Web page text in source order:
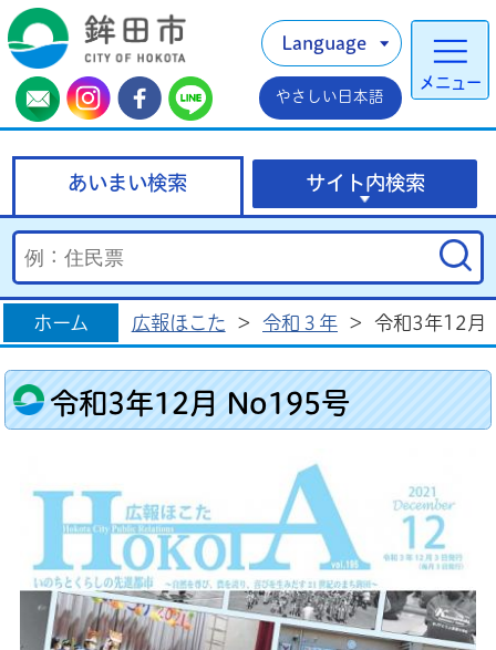
メニュー
Language
やさしい日本語
あいまい検索 サイト内検索
ホーム 広報ほこた > 令和３年 > 令和3年12月
令和3年12月 No195号